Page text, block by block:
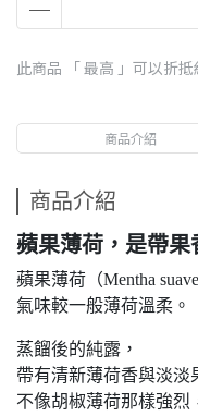
此商品 「 最高 」可以折抵
商品介紹
商品介紹
蘋果薄荷，是帶果
蘋果薄荷（Mentha
氣味較一般薄荷溫柔。
蒸餾後的純露，
帶有清新薄荷香與淡淡
不像胡椒薄荷那樣強烈